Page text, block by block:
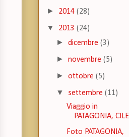
► 2014 (28)
▼ 2013 (24)
►dicembre(3)
►novembre(5)
►ottobre(5)
▼ settembre(11)
Viaggio in
PATAGONIA, CILE
Foto PATAGONIA,